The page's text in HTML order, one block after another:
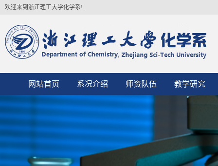
欢迎来到浙江理工大学化学系!
网站首页 系况介绍 师资队伍 教学研究